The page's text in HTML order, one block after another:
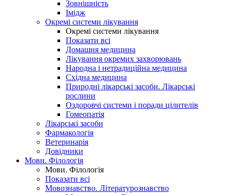
Зовнішність
Імідж
Окремі системи лікування
Окремі системи лікування
Показати всі
Домашня медицина
Лікування окремих захворювань
Народна і нетрадиційна медицина
Східна медицина
Природні лікарські засоби. Лікарські
рослини
Оздоровчі системи і поради цілителів
Гомеопатія
Лікарські засоби
Фармакологія
Ветеринарія
Довідники
Мови. Філологія
Мови. Філологія
Показати всі
Мовознавство. Літературознавство